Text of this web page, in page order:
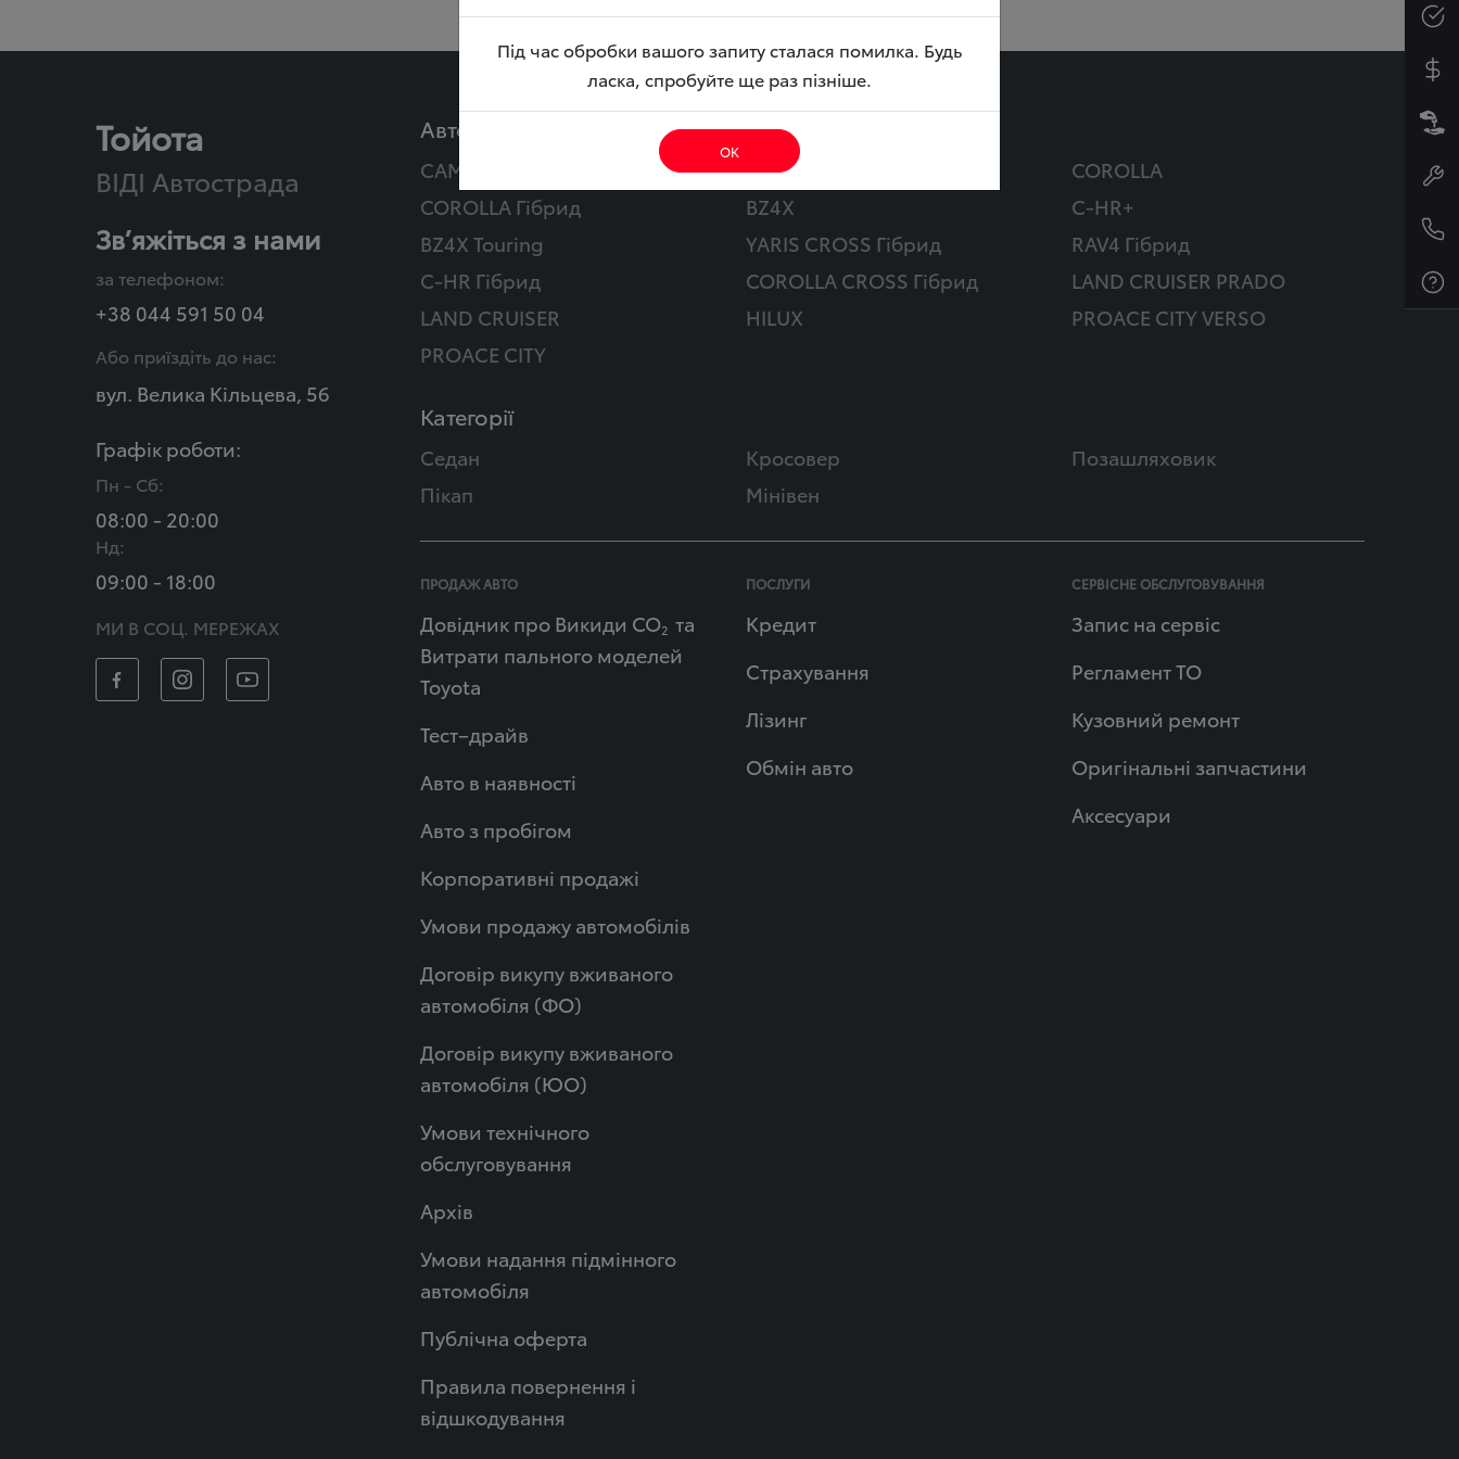
Тойота
ВІДІ Автострада
Зв’яжіться з нами
за телефоном:
+38 044 591 50 04
Або приїздіть до нас:
вул. Велика Кільцева, 56
Графік роботи:
Пн - Сб:
08:00 - 20:00
Нд:
09:00 - 18:00
МИ В СОЦ. МЕРЕЖАХ
Автомобілі
CAMRY CAMRY Гібрид
COROLLA
COROLLA Гібрид
BZ4X
C-HR+
BZ4X Touring
YARIS CROSS Гібрид
RAV4 Гібрид
C-HR Гібрид
COROLLA CROSS Гібрид
LAND CRUISER PRADO
LAND CRUISER
HILUX
PROACE CITY VERSO
PROACE CITY
Категорії
Седан Кросовер
Позашляховик
Пікап
Мінівен
ПРОДАЖ АВТО
Довідник про Викиди СО2 та
Витрати пального моделей
Toyota
Тест–драйв
Авто в наявності
Авто з пробігом
Корпоративні продажі
Умови продажу автомобілів
Договір викупу вживаного
автомобіля (ФО)
Договір викупу вживаного
автомобіля (ЮО)
Умови технічного
обслуговування
Архів
Умови надання підмінного
автомобіля
Публічна оферта
Правила повернення і
відшкодування
ПОСЛУГИ
Кредит
Страхування
Лізинг
Обмін авто
СЕРВІСНЕ ОБСЛУГОВУВАННЯ
Запис на сервіс
Регламент ТО
Кузовний ремонт
Оригінальні запчастини
Аксесуари
Під час обробки вашого запиту сталася помилка. Будь
ласка, спробуйте ще раз пізніше.
ОК